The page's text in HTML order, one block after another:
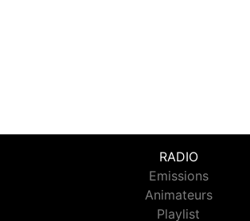
RADIO
Emissions
Animateurs
Playlist